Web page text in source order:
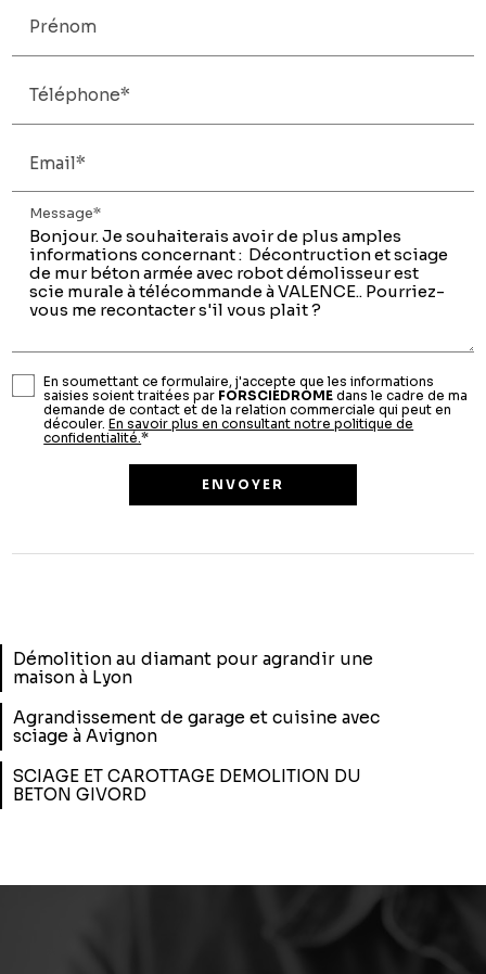
Prénom
Téléphone*
Email*
Message*
En soumettant ce formulaire, j'accepte que les informations
saisies soient traitées par FORSCIEDROME dans le cadre de ma
demande de contact et de la relation commerciale qui peut en
découler.En savoir plus en consultant notre politique de
confidentialité.*
Démolition au diamant pour agrandir une
maison à Lyon
Agrandissement de garage et cuisine avec
sciage à Avignon
SCIAGE ET CAROTTAGE DEMOLITION DU
BETON GIVORD